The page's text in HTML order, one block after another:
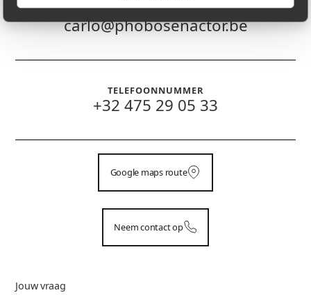
E-MAIL
carlo@phobosenactor.be
TELEFOONNUMMER
+32 475 29 05 33
Google maps route
Neem contact op
Jouw vraag